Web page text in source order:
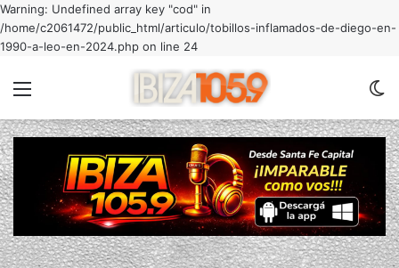
Warning: Undefined array key "cod" in
/home/c2061472/public_html/articulo/tobillos-inflamados-de-diego-en-
1990-a-leo-en-2024.php on line 24